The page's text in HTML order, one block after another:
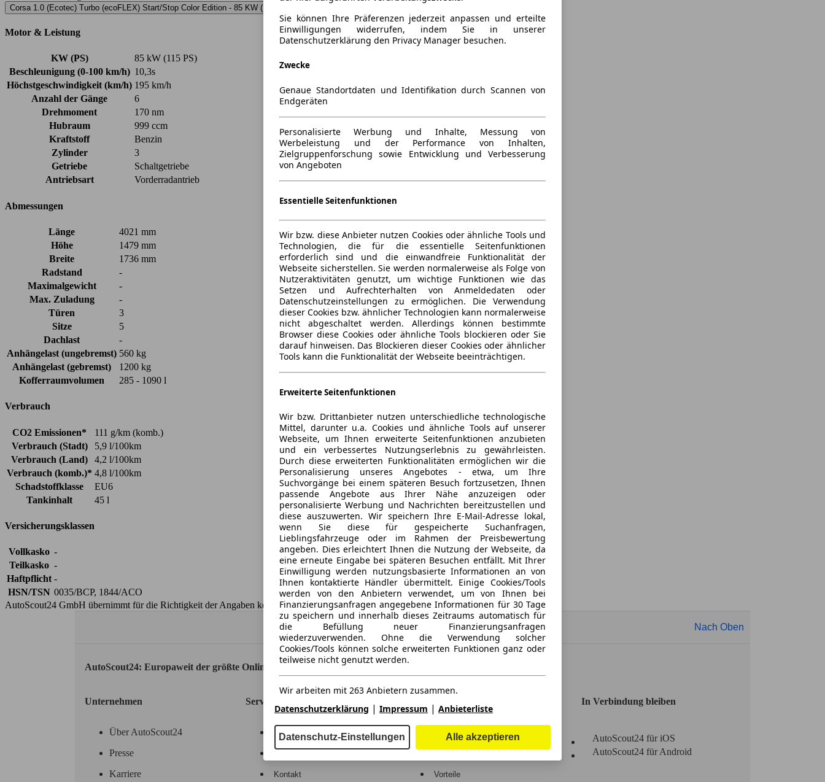
Corsa 1.0 (Ecotec) Turbo (ecoFLEX) Start/Stop Color Edition - 85 KW (115 PS) (2014/08 - 2018/06)
Motor & Leistung
KW (PS)
85 kW (115 PS)
Beschleunigung (0-100 km/h) 10,3s
Höchstgeschwindigkeit (km/h) 195 km/h
Anzahl der Gänge
6
Drehmoment
170 nm
Hubraum
999 ccm
Kraftstoff
Benzin
Zylinder
3
Getriebe
Schaltgetriebe
Antriebsart
Vorderradantrieb
Abmessungen
Länge
4021 mm
Höhe
1479 mm
Breite
1736 mm
Radstand
-
Maximalgewicht
-
Max. Zuladung
-
Türen
3
Sitze
5
Dachlast
-
Anhängelast (ungebremst) 560 kg
Anhängelast (gebremst)
1200 kg
Kofferraumvolumen
285 - 1090 l
Verbrauch
CO2 Emissionen*
111 g/km (komb.)
Verbrauch (Stadt)
5,9 l/100km
Verbrauch (Land)
4,2 l/100km
Verbrauch (komb.)* 4,8 l/100km
Schadstoffklasse
EU6
Tankinhalt
45 l
Versicherungsklassen
Vollkasko -
Teilkasko -
Haftpflicht -
HSN/TSN 0035/BCP, 1844/ACO
AutoScout24 GmbH übernimmt für die Richtigkeit der Angaben keine Gewähr.
Nach Oben
AutoScout24: Europaweit der größte Online-Automarkt.
Unternehmen
Über AutoScout24
Presse
Karriere
Service
Hilfe
Kontakt
Anmelden
Vorteile
In Verbindung bleiben
AutoScout24 für iOS
AutoScout24 für Android
Sie können Ihre Präferenzen jederzeit anpassen und erteilte
Einwilligungen widerrufen, indem Sie in unserer
Datenschutzerklärung den Privacy Manager besuchen.
Zwecke
Genaue Standortdaten und Identifikation durch Scannen von
Endgeräten
Personalisierte Werbung und Inhalte, Messung von
Werbeleistung und der Performance von Inhalten,
Zielgruppenforschung sowie Entwicklung und Verbesserung
von Angeboten
Essentielle Seitenfunktionen
Wir bzw. diese Anbieter nutzen Cookies oder ähnliche Tools und
Technologien, die für die essentielle Seitenfunktionen
erforderlich sind und die einwandfreie Funktionalität der
Webseite sicherstellen. Sie werden normalerweise als Folge von
Nutzeraktivitäten genutzt, um wichtige Funktionen wie das
Setzen und Aufrechterhalten von Anmeldedaten oder
Datenschutzeinstellungen zu ermöglichen. Die Verwendung
dieser Cookies bzw. ähnlicher Technologien kann normalerweise
nicht abgeschaltet werden. Allerdings können bestimmte
Browser diese Cookies oder ähnliche Tools blockieren oder Sie
darauf hinweisen. Das Blockieren dieser Cookies oder ähnlicher
Tools kann die Funktionalität der Webseite beeinträchtigen.
Erweiterte Seitenfunktionen
Wir bzw. Drittanbieter nutzen unterschiedliche technologische
Mittel, darunter u.a. Cookies und ähnliche Tools auf unserer
Webseite, um Ihnen erweiterte Seitenfunktionen anzubieten
und ein verbessertes Nutzungserlebnis zu gewährleisten.
Durch diese erweiterten Funktionalitäten ermöglichen wir die
Personalisierung unseres Angebotes - etwa, um Ihre
Suchvorgänge bei einem späteren Besuch fortzusetzen, Ihnen
passende Angebote aus Ihrer Nähe anzuzeigen oder
personalisierte Werbung und Nachrichten bereitzustellen und
diese auszuwerten. Wir speichern Ihre E-Mail-Adresse lokal,
wenn Sie diese für gespeicherte Suchanfragen,
Lieblingsfahrzeuge oder im Rahmen der Preisbewertung
angeben. Dies erleichtert Ihnen die Nutzung der Webseite, da
eine erneute Eingabe bei späteren Besuchen entfällt. Mit Ihrer
Einwilligung werden nutzungsbasierte Informationen an von
Ihnen kontaktierte Händler übermittelt. Einige Cookies/Tools
werden von den Anbietern verwendet, um von Ihnen bei
Finanzierungsanfragen angegebene Informationen für 30 Tage
zu speichern und innerhalb dieses Zeitraums automatisch für
die Befüllung neuer Finanzierungsanfragen
wiederzuverwenden. Ohne die Verwendung solcher
Cookies/Tools können solche erweiterten Funktionen ganz oder
teilweise nicht genutzt werden.
Wir arbeiten mit 263 Anbietern zusammen.
Datenschutzerklärung | Impressum | Anbieterliste
Datenschutz-Einstellungen Alle akzeptieren